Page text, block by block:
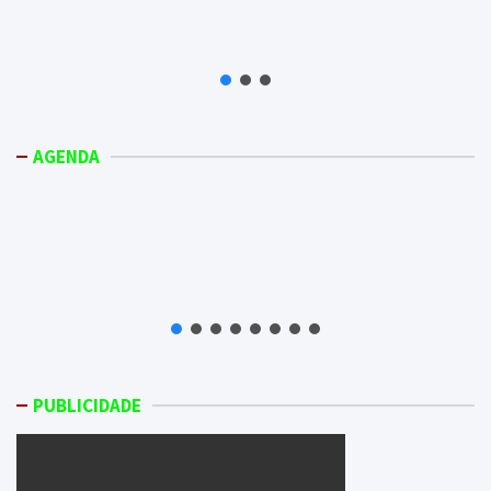
AGENDA
PUBLICIDADE